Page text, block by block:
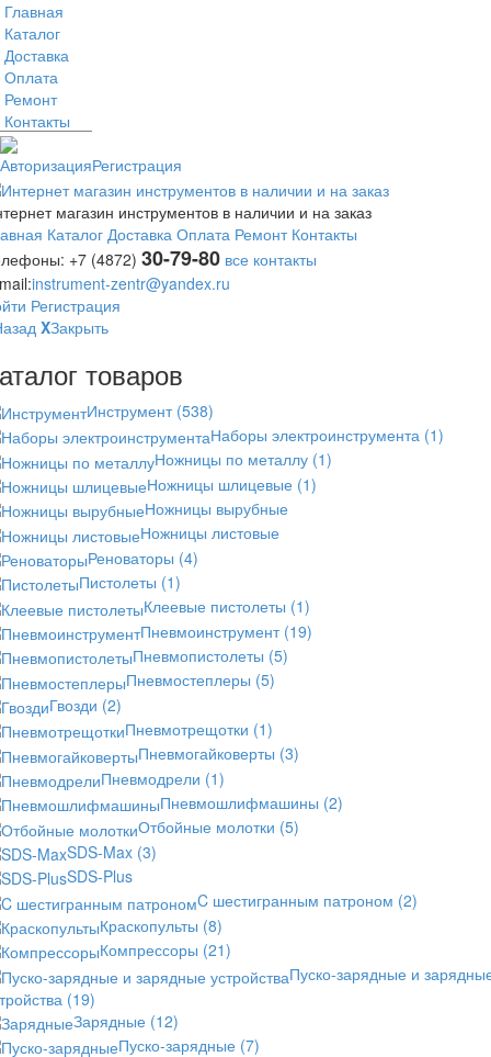
Главная
Каталог
Доставка
Оплата
Ремонт
Контакты
АвторизацияРегистрация
магазин инструментов в наличии и на заказ
Каталог Доставка Оплата Ремонт Контакты
+7 (4872) 30-79-80 все контакты
instrument-zentr@yandex.ru
Регистрация
XЗакрыть
товаров
Инструмент (538)
Наборы электроинструмента (1)
Ножницы по металлу (1)
Ножницы шлицевые (1)
Ножницы вырубные
Ножницы листовые
Реноваторы (4)
Пистолеты (1)
Клеевые пистолеты (1)
Пневмоинструмент (19)
Пневмопистолеты (5)
Пневмостеплеры (5)
Гвозди (2)
Пневмотрещотки (1)
Пневмогайковерты (3)
Пневмодрели (1)
Пневмошлифмашины (2)
Отбойные молотки (5)
SDS-Max (3)
SDS-Plus
C шестигранным патроном (2)
Краскопульты (8)
Компрессоры (21)
Пуско-зарядные и
(19)
Зарядные (12)
Пуско-зарядные (7)